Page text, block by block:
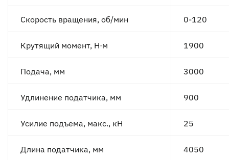
Скорость вращения, об/мин 0-120
Крутящий момент, Н·м 1900
Подача, мм 3000
Удлинение податчика, мм 900
Усилие подъема, макс., кН 25
Длина податчика, мм 4050